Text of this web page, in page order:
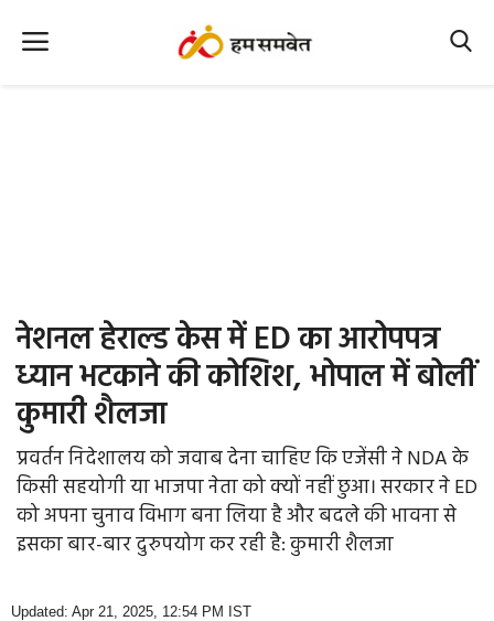
Office Office
Political Gossips
Farm & Food
Opinion
Health & Lifestyle
Photo Gallery
नेशनल हेराल्ड केस में ED का आरोपपत्र
ध्यान भटकाने की कोशिश, भोपाल में बोलीं
कुमारी शैलजा
प्रवर्तन निदेशालय को जवाब देना चाहिए कि एजेंसी ने NDA के
किसी सहयोगी या भाजपा नेता को क्यों नहीं छुआ। सरकार ने ED
को अपना चुनाव विभाग बना लिया है और बदले की भावना से
इसका बार-बार दुरुपयोग कर रही है: कुमारी शैलजा
Updated: Apr 21, 2025, 12:54 PM IST